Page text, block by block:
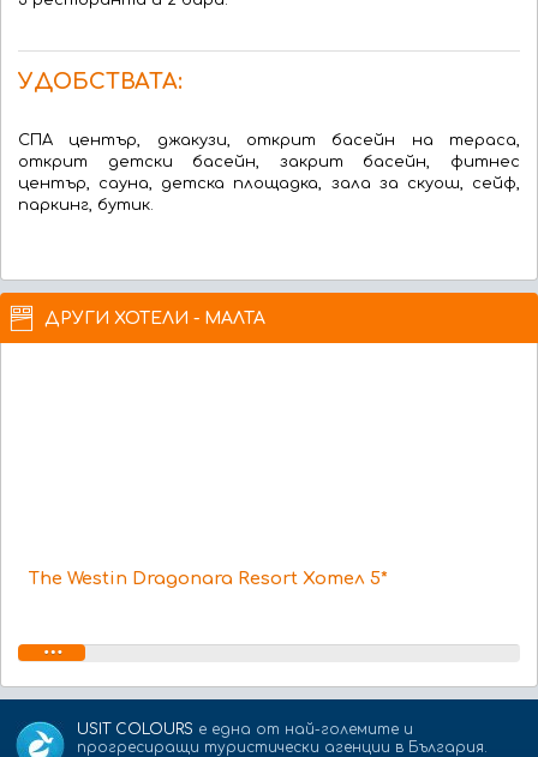
УДОБСТВАТА:
СПА център, джакузи, открит басейн на тераса,
открит детски басейн, закрит басейн, фитнес
център, сауна, детска площадка, зала за скуош, сейф,
паркинг, бутик.
ДРУГИ ХОТЕЛИ - МАЛТА
The Westin Dragonara Resort Хотел 5*
USIT COLOURS е една от най-големите и
прогресиращи туристически агенции в България.